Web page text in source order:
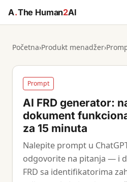
A.The Human2AI
Početna›Produkt menadžer›
Prompt
AI FRD generator:
dokument
za 15 minuta
Nalepite prompt u
odgovorite na pitanja — i
FRD sa identifikatorima